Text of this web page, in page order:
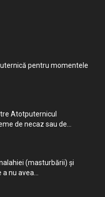
pentru momentele
Atotputernicul
de necaz sau de...
(masturbării) şi
nu avea...